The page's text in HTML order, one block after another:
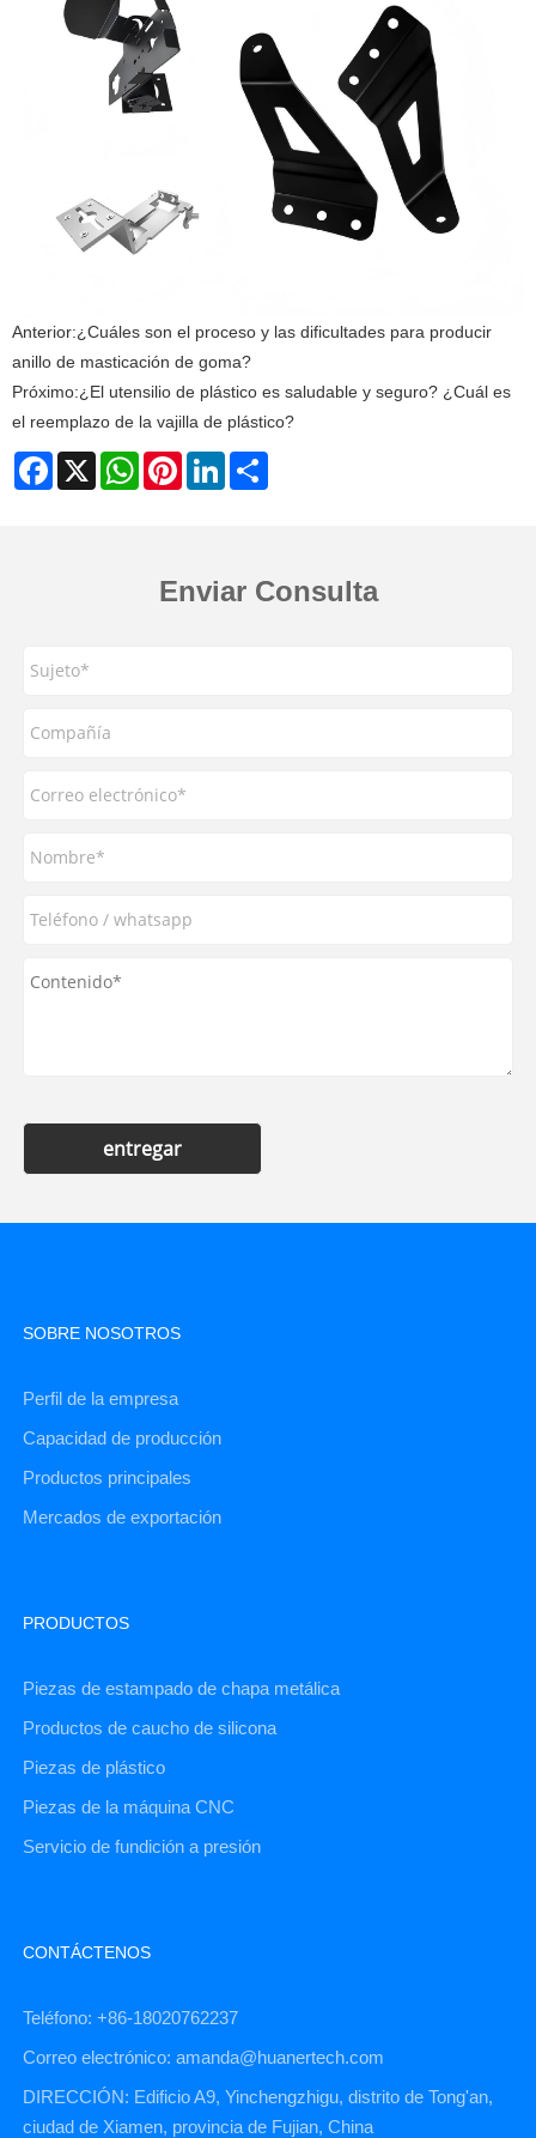
Anterior:¿Cuáles son el proceso y las dificultades para producir
anillo de masticación de goma?
Próximo:¿El utensilio de plástico es saludable y seguro? ¿Cuál es
el reemplazo de la vajilla de plástico?
Facebook
X WhatsAppPinterestLinkedIn
Enviar Consulta
entregar
SOBRE NOSOTROS
Perfil de la empresa
Capacidad de producción
Productos principales
Mercados de exportación
PRODUCTOS
Piezas de estampado de chapa metálica
Productos de caucho de silicona
Piezas de plástico
Piezas de la máquina CNC
Servicio de fundición a presión
CONTÁCTENOS
Teléfono: +86-18020762237
Correo electrónico: amanda@huanertech.com
DIRECCIÓN: Edificio A9, Yinchengzhigu, distrito de Tong'an,
ciudad de Xiamen, provincia de Fujian, China